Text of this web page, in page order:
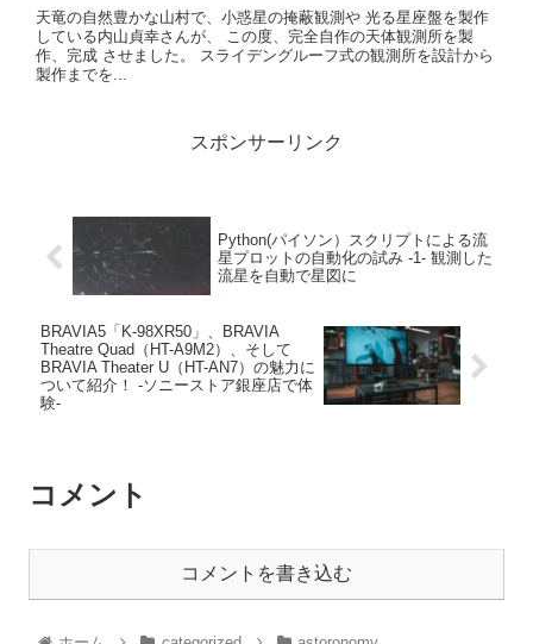
天竜の自然豊かな山村で、小惑星の掩蔽観測や 光る星座盤を製作
している内山貞幸さんが、 この度、完全自作の天体観測所を製
作、完成 させました。 スライデングルーフ式の観測所を設計から
製作までを...
スポンサーリンク
Python(パイソン）スクリプトによる流
星プロットの自動化の試み -1- 観測した
流星を自動で星図に
BRAVIA5「K-98XR50」、BRAVIA
Theatre Quad（HT-A9M2）、そして
BRAVIA Theater U（HT-AN7）の魅力に
ついて紹介！ -ソニーストア銀座店で体
験-
コメント
コメントを書き込む